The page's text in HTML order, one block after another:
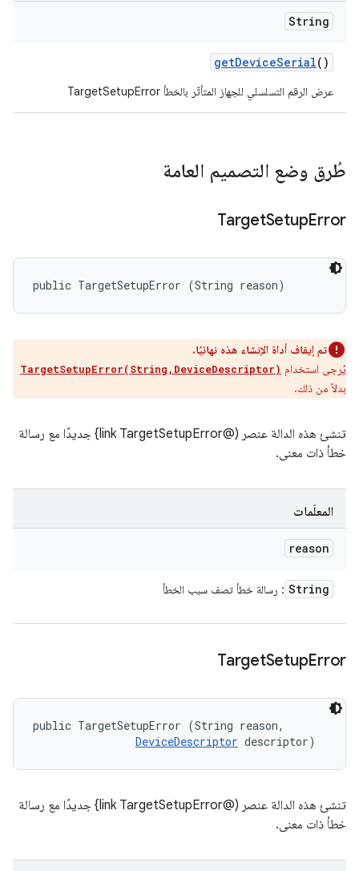
String
getDeviceSerial()
عرض الرقم التسلسلي للجهاز المتأثّر بالخطأ TargetSetupError
طُرق وضع التصميم العامة
TargetSetupError
public TargetSetupError (String reason)
تم إيقاف أداة الإنشاء هذه نهائيًا.
يُرجى استخدام TargetSetupError(String,DeviceDescriptor)
بدلاً من ذلك.
تنشئ هذه الدالة عنصر (@link TargetSetupError} جديدًا مع رسالة
خطأ ذات معنى.
المعلَمات
reason
String : رسالة خطأ تصف سبب الخطأ
TargetSetupError
public TargetSetupError (String reason,
DeviceDescriptor descriptor)
تنشئ هذه الدالة عنصر (@link TargetSetupError} جديدًا مع رسالة
خطأ ذات معنى.